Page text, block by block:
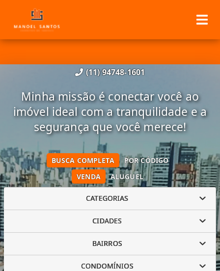
(11) 94748-1601
Minha missão é conectar você ao
imóvel ideal com a tranquilidade e a
segurança que você merece!
VENDA ALUGUEL
BUSCA COMPLETA POR CÓDIGO
CATEGORIAS
CIDADES
BAIRROS
CONDOMÍNIOS